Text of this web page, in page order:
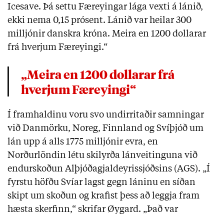
Icesave. Þá settu Færeyingar lága vexti á lánið,
ekki nema 0,15 prósent. Lánið var heilar 300
milljónir danskra króna. Meira en 1200 dollarar
frá hverjum Færeyingi.“
„Meira en 1200 dollarar frá
hverjum Færeyingi“
Í framhaldinu voru svo undirritaðir samningar
við Danmörku, Noreg, Finnland og Svíþjóð um
lán upp á alls 1775 milljónir evra, en
Norðurlöndin létu skilyrða lánveitinguna við
endurskoðun Alþjóðagjaldeyrissjóðsins (AGS). „Í
fyrstu höfðu Svíar lagst gegn láninu en síðan
skipt um skoðun og krafist þess að leggja fram
hæsta skerfinn,“ skrifar Øygard. „Það var